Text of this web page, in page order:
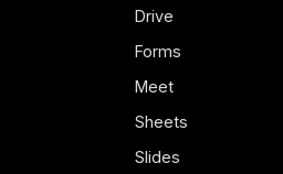
Drive
Forms
Meet
Sheets
Slides